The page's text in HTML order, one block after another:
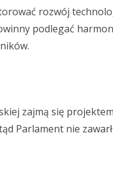
rozwój
podlegać
zajmą się
Parlament nie